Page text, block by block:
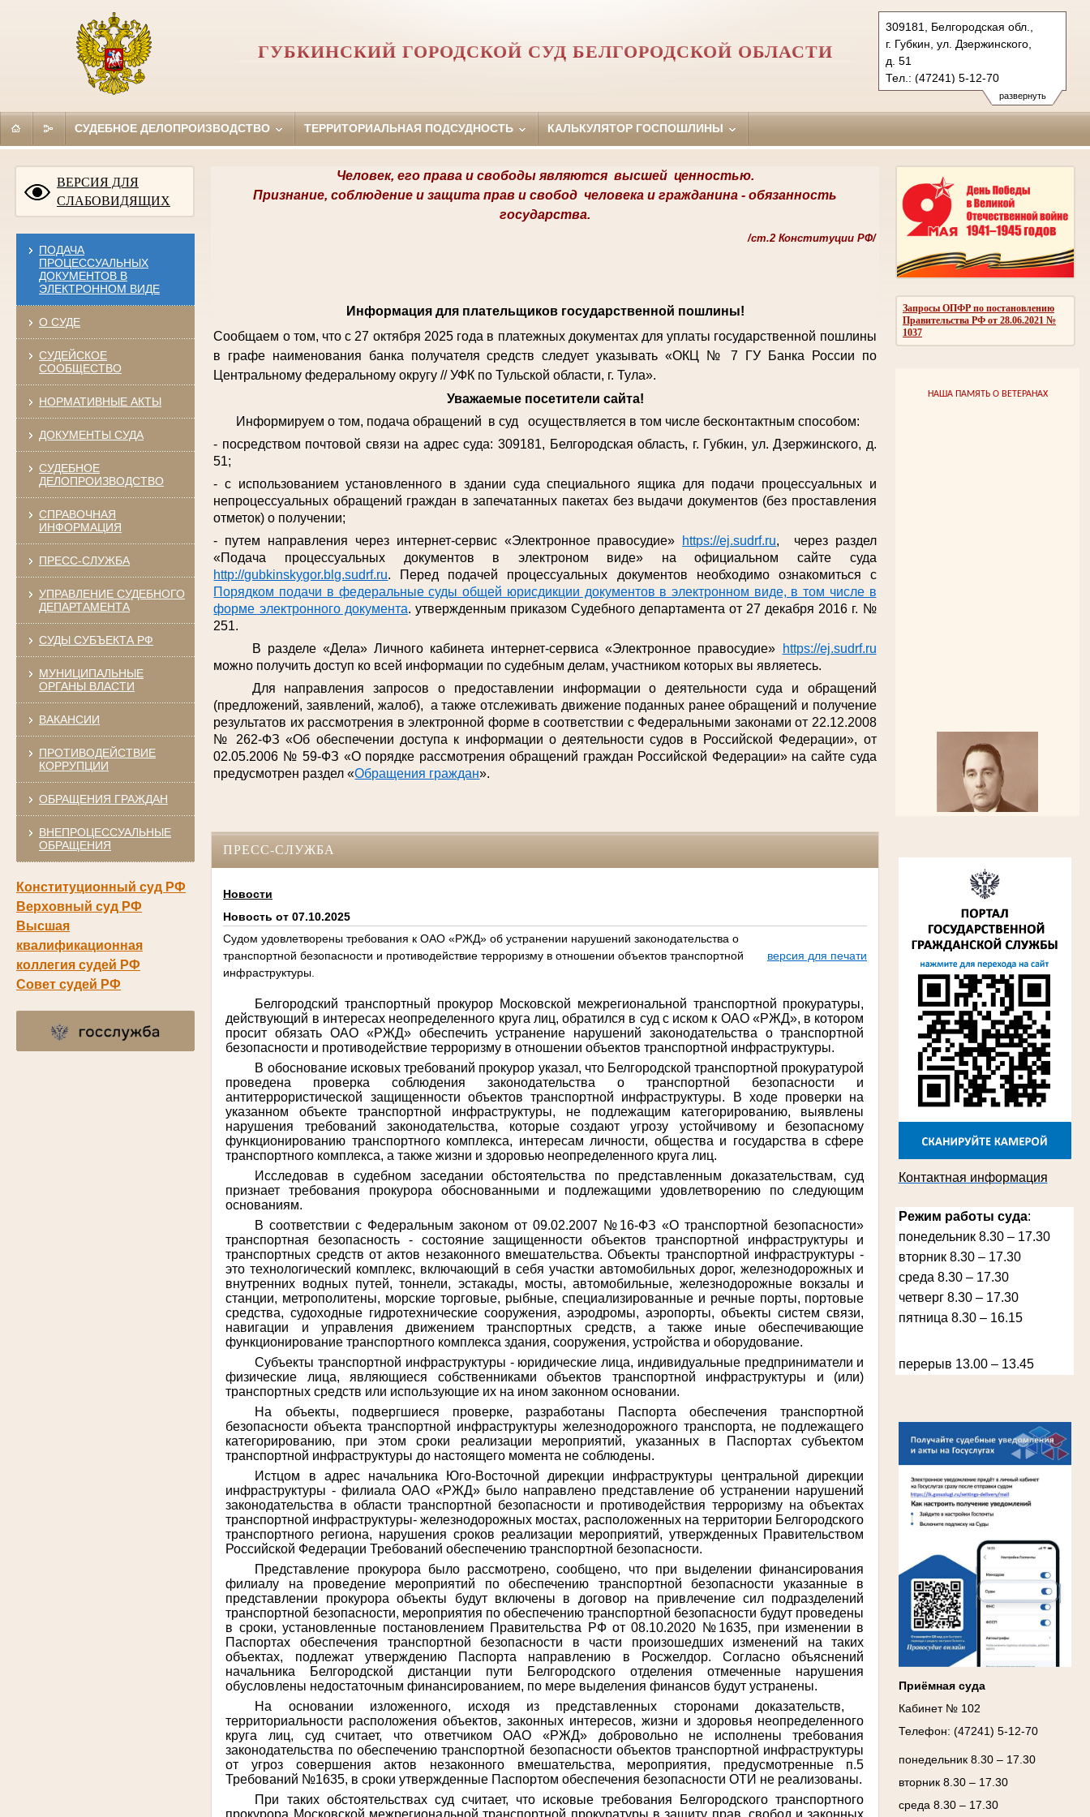
развернуть
309181, Белгородская обл.,
г. Губкин, ул. Дзержинского,
д. 51
Тел.: (47241) 5-12-70
gubkinskygor.blg@sudrf.ru
ГУБКИНСКИЙ ГОРОДСКОЙ СУД БЕЛГОРОДСКОЙ ОБЛАСТИ
СУДЕБНОЕ ДЕЛОПРОИЗВОДСТВО ТЕРРИТОРИАЛЬНАЯ ПОДСУДНОСТЬ КАЛЬКУЛЯТОР ГОСПОШЛИНЫ
ВЕРСИЯ ДЛЯ
СЛАБОВИДЯЩИХ
ПОДАЧА
ПРОЦЕССУАЛЬНЫХ
ДОКУМЕНТОВ В
ЭЛЕКТРОННОМ ВИДЕ
О СУДЕ
СУДЕЙСКОЕ
СООБЩЕСТВО
НОРМАТИВНЫЕ АКТЫ
ДОКУМЕНТЫ СУДА
СУДЕБНОЕ
ДЕЛОПРОИЗВОДСТВО
СПРАВОЧНАЯ
ИНФОРМАЦИЯ
ПРЕСС-СЛУЖБА
УПРАВЛЕНИЕ СУДЕБНОГО
ДЕПАРТАМЕНТА
СУДЫ СУБЪЕКТА РФ
МУНИЦИПАЛЬНЫЕ
ОРГАНЫ ВЛАСТИ
ВАКАНСИИ
ПРОТИВОДЕЙСТВИЕ
КОРРУПЦИИ
ОБРАЩЕНИЯ ГРАЖДАН
ВНЕПРОЦЕССУАЛЬНЫЕ
ОБРАЩЕНИЯ
Конституционный суд РФ
Верховный суд РФ
Высшая
квалификационная
коллегия судей РФ
Совет судей РФ
Запросы ОПФР по постановлению
Правительства РФ от 28.06.2021 №
1037
НАША ПАМЯТЬ О ВЕТЕРАНАХ
Алферьев Сергей Григорьевич
Участник Великой Отечественной войны
Председатель Губкинского городского
народного суда
в период с 1954 по 1982 гг.
Участник Великой Отечественной войны
суда
Косарева Александра Ивановна
суда
в период с 1970 по 1987 гг.
Ануприенко Иван Васильевич
Участник Великой Отечественной войны
Председатель Губкинского районного
народного суда
в период с 1965 по 1984 гг.
Контактная информация
Режим работы суда:
понедельник 8.30 – 17.30
вторник 8.30 – 17.30
среда 8.30 – 17.30
четверг 8.30 – 17.30
пятница 8.30 – 16.15
перерыв 13.00 – 13.45
Приёмная суда
Кабинет № 102
Телефон: (47241) 5-12-70
понедельник 8.30 – 17.30
вторник 8.30 – 17.30
среда 8.30 – 17.30
Человек, его права и свободы являются высшей ценностью.
Признание, соблюдение и защита прав и свобод человека и гражданина - обязанность
государства.
/ст.2 Конституции РФ/
Информация для плательщиков государственной пошлины!
Сообщаем о том, что с 27 октября 2025 года в платежных документах для уплаты государственной пошлины
в графе наименования банка получателя средств следует указывать «ОКЦ № 7 ГУ Банка России по
Центральному федеральному округу // УФК по Тульской области, г. Тула».
Уважаемые посетители сайта!
Информируем о том, подача обращений в суд осуществляется в том числе бесконтактным способом:
- посредством почтовой связи на адрес суда: 309181, Белгородская область, г. Губкин, ул. Дзержинского, д.
51;
- с использованием установленного в здании суда специального ящика для подачи процессуальных и
непроцессуальных обращений граждан в запечатанных пакетах без выдачи документов (без проставления
отметок) о получении;
- путем направления через интернет-сервис «Электронное правосудие»
https://ej.sudrf.ru, через раздел
«Подача процессуальных документов в электроном виде» на официальном сайте суда
http://gubkinskygor.blg.sudrf.ru. Перед подачей процессуальных документов необходимо ознакомиться с
Порядком подачи в федеральные суды общей юрисдикции документов в электронном виде, в том числе в
форме электронного документа. утвержденным приказом Судебного департамента от 27 декабря 2016 г. №
251.
В разделе «Дела» Личного кабинета интернет-сервиса «Электронное правосудие»
https://ej.sudrf.ru
можно получить доступ ко всей информации по судебным делам, участником которых вы являетесь.
Для направления запросов о предоставлении информации о деятельности суда и обращений
(предложений, заявлений, жалоб), а также отслеживать движение поданных ранее обращений и получение
результатов их рассмотрения в электронной форме в соответствии с Федеральными законами от 22.12.2008
№ 262-ФЗ «Об обеспечении доступа к информации о деятельности судов в Российской Федерации», от
02.05.2006 № 59-ФЗ «О порядке рассмотрения обращений граждан Российской Федерации» на сайте суда
предусмотрен раздел «Обращения граждан».
ПРЕСС-СЛУЖБА
Новости
Новость от 07.10.2025
Судом удовлетворены требования к ОАО «РЖД» об устранении нарушений законодательства о
транспортной безопасности и противодействие терроризму в отношении объектов транспортной
инфраструктуры.
версия для печати
Белгородский транспортный прокурор Московской межрегиональной транспортной прокуратуры,
действующий в интересах неопределенного круга лиц, обратился в суд с иском к ОАО «РЖД», в котором
просит обязать ОАО «РЖД» обеспечить устранение нарушений законодательства о транспортной
безопасности и противодействие терроризму в отношении объектов транспортной инфраструктуры.
В обоснование исковых требований прокурор указал, что Белгородской транспортной прокуратурой
проведена проверка соблюдения законодательства о транспортной безопасности и
антитеррористической защищенности объектов транспортной инфраструктуры. В ходе проверки на
указанном объекте транспортной инфраструктуры, не подлежащим категорированию, выявлены
нарушения требований законодательства, которые создают угрозу устойчивому и безопасному
функционированию транспортного комплекса, интересам личности, общества и государства в сфере
транспортного комплекса, а также жизни и здоровью неопределенного круга лиц.
Исследовав в судебном заседании обстоятельства по представленным доказательствам, суд
признает требования прокурора обоснованными и подлежащими удовлетворению по следующим
основаниям.
В соответствии с Федеральным законом от 09.02.2007 №16-ФЗ «О транспортной безопасности»
транспортная безопасность - состояние защищенности объектов транспортной инфраструктуры и
транспортных средств от актов незаконного вмешательства. Объекты транспортной инфраструктуры -
это технологический комплекс, включающий в себя участки автомобильных дорог, железнодорожных и
внутренних водных путей, тоннели, эстакады, мосты, автомобильные, железнодорожные вокзалы и
станции, метрополитены, морские торговые, рыбные, специализированные и речные порты, портовые
средства, судоходные гидротехнические сооружения, аэродромы, аэропорты, объекты систем связи,
навигации и управления движением транспортных средств, а также иные обеспечивающие
функционирование транспортного комплекса здания, сооружения, устройства и оборудование.
Субъекты транспортной инфраструктуры - юридические лица, индивидуальные предприниматели и
физические лица, являющиеся собственниками объектов транспортной инфраструктуры и (или)
транспортных средств или использующие их на ином законном основании.
На объекты, подвергшиеся проверке, разработаны Паспорта обеспечения транспортной
безопасности объекта транспортной инфраструктуры железнодорожного транспорта, не подлежащего
категорированию, при этом сроки реализации мероприятий, указанных в Паспортах субъектом
транспортной инфраструктуры до настоящего момента не соблюдены.
Истцом в адрес начальника Юго-Восточной дирекции инфраструктуры центральной дирекции
инфраструктуры - филиала ОАО «РЖД» было направлено представление об устранении нарушений
законодательства в области транспортной безопасности и противодействия терроризму на объектах
транспортной инфраструктуры- железнодорожных мостах, расположенных на территории Белгородского
транспортного региона, нарушения сроков реализации мероприятий, утвержденных Правительством
Российской Федерации Требований обеспечению транспортной безопасности.
Представление прокурора было рассмотрено, сообщено, что при выделении финансирования
филиалу на проведение мероприятий по обеспечению транспортной безопасности указанные в
представлении прокурора объекты будут включены в договор на привлечение сил подразделений
транспортной безопасности, мероприятия по обеспечению транспортной безопасности будут проведены
в сроки, установленные постановлением Правительства РФ от 08.10.2020 №1635, при изменении в
Паспортах обеспечения транспортной безопасности в части произошедших изменений на таких
объектах, подлежат утверждению Паспорта направлению в Росжелдор. Согласно объяснений
начальника Белгородской дистанции пути Белгородского отделения отмеченные нарушения
обусловлены недостаточным финансированием, по мере выделения финансов будут устранены.
На основании изложенного, исходя из представленных сторонами доказательств,
территориальности расположения объектов, законных интересов, жизни и здоровья неопределенного
круга лиц, суд считает, что ответчиком ОАО «РЖД» добровольно не исполнены требования
законодательства по обеспечению транспортной безопасности объектов транспортной инфраструктуры
от угроз совершения актов незаконного вмешательства, мероприятия, предусмотренные п.5
Требований №1635, в сроки утвержденные Паспортом обеспечения безопасности ОТИ не реализованы.
При таких обстоятельствах суд считает, что исковые требования Белгородского транспортного
прокурора Московской межрегиональной транспортной прокуратуры в защиту прав, свобод и законных